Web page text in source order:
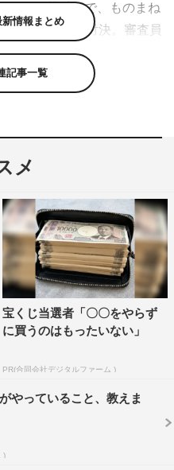
気鋭の若手まで、ものまね
るネタでガチ対決。審査員
ンキングが決定し、上位
末に開催される『ザ・トー
ることができる。
取り入れたハイブリッドス
ショーを披露するほか、春
タク！＆河口こうへいの新
ナップがそろう。
がら見事決勝に進出し、準
上に細かくマニアックな要
ズものまねで勝負に出る。
る“ものまね芸人”とし
を語っている。
も本戦には入れなかった
うどいい尺でプレゼンする
情報まとめ
記事一覧
メ
宝くじ当選者「〇〇をやらず
に買うのはもったいない」
PR(合同会社デジタルファーム )
やっていること、教えま
)